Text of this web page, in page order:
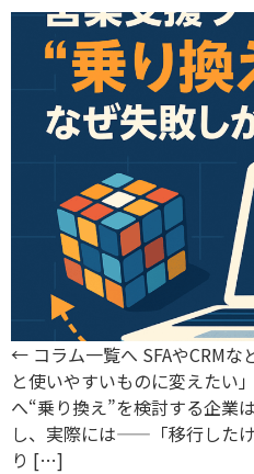
← コラム一覧へ SFAやCRMな
と使いやすいものに変えたい
へ“乗り換え”を検討する企業
し、実際には——「移行した
り […]